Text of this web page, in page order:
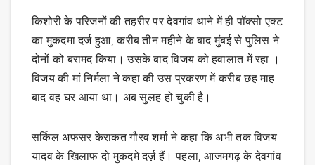
किशोरी के परिजनों की तहरीर पर देवगांव थाने में ही पॉक्सो एक्ट
का मुकदमा दर्ज हुआ, करीब तीन महीने के बाद मुंबई से पुलिस ने
दोनों को बरामद किया। उसके बाद विजय को हवालात में रहा ।
विजय की मां निर्मला ने कहा की उस प्रकरण में करीब छह माह
बाद वह घर आया था। अब सुलह हो चुकी है।
सर्किल अफसर केराकत गौरव शर्मा ने कहा कि अभी तक विजय
यादव के खिलाफ दो मुकदमे दर्ज़ हैं। पहला, आजमगढ़ के देवगांव